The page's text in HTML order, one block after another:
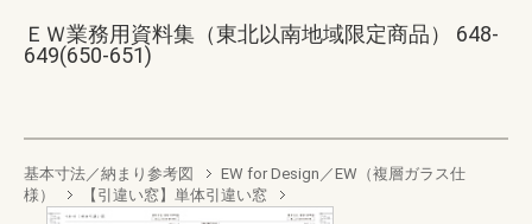
ＥＷ業務用資料集（東北以南地域限定商品） 648-
649(650-651)
基本寸法／納まり参考図
EW for Design／EW（複層ガラス仕
様）
【引違い窓】単体引違い窓